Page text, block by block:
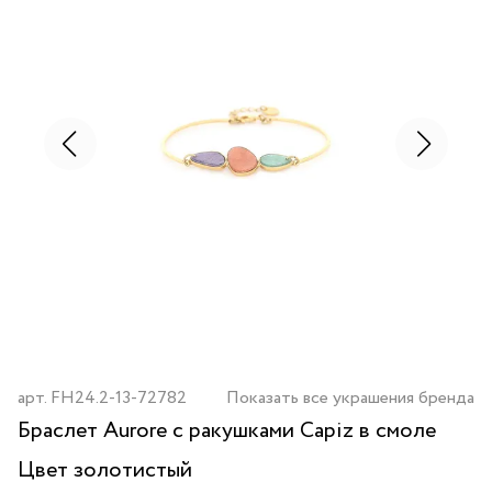
арт. FH24.2-13-72782 Показать все украшения бренда
Браслет Aurore с ракушками Capiz в смоле
Цвет золотистый